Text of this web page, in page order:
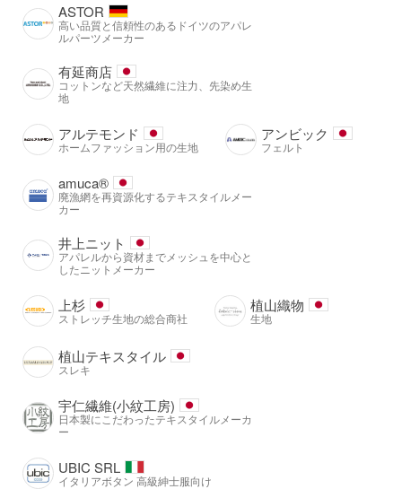
ASTOR
高い品質と信頼性のあるドイツのアパレ
ルパーツメーカー
有延商店
コットンなど天然繊維に注力、先染め生
地
アルテモンド
ホームファッション用の生地
アンビック
フェルト
amuca®️
廃漁網を再資源化するテキスタイルメー
カー
井上ニット
アパレルから資材までメッシュを中心と
したニットメーカー
上杉
ストレッチ生地の総合商社
植山織物
生地
植山テキスタイル
スレキ
宇仁繊維(小紋工房)
日本製にこだわったテキスタイルメーカ
ー
UBIC SRL
イタリアボタン 高級紳士服向け